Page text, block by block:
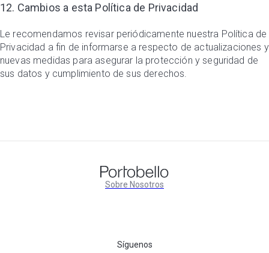
12. Cambios a esta Política de Privacidad
Le recomendamos revisar periódicamente nuestra Política de
Privacidad a fin de informarse a respecto de actualizaciones y
nuevas medidas para asegurar la protección y seguridad de
sus datos y cumplimiento de sus derechos.
Sobre Nosotros
Síguenos